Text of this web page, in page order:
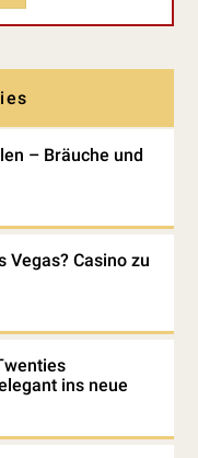
– Bräuche und
Vegas? Casino zu
ins neue